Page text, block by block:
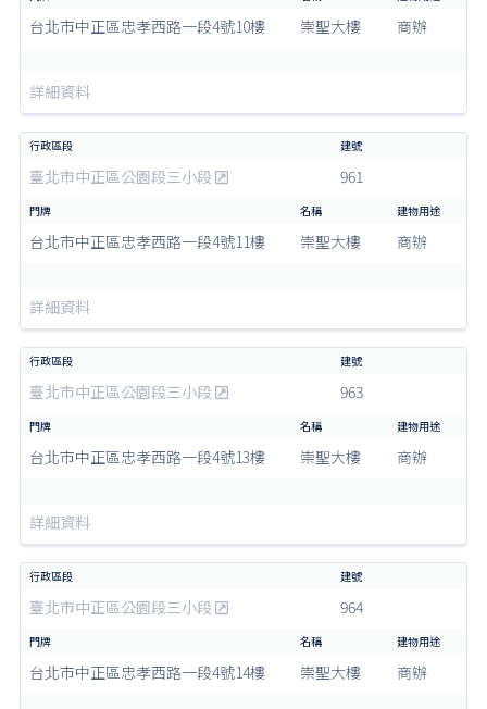
台北市中正區忠孝西路一段4號10樓 崇聖大樓 商辦
詳細資料
臺北市中正區公園段三小段 961
台北市中正區忠孝西路一段4號11樓 崇聖大樓 商辦
詳細資料
臺北市中正區公園段三小段 963
台北市中正區忠孝西路一段4號13樓 崇聖大樓 商辦
詳細資料
臺北市中正區公園段三小段 964
台北市中正區忠孝西路一段4號14樓 崇聖大樓 商辦